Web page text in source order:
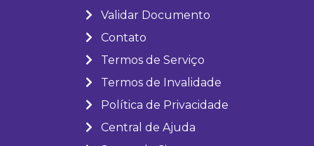
Validar Documento
Contato
Termos de Serviço
Termos de Invalidade
Política de Privacidade
Central de Ajuda